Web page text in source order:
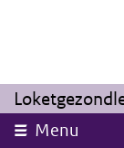
Overslaan en naar
Menu